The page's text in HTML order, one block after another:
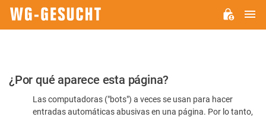
Por
favor,
confirme
¿Por qué aparece esta página?
Las computadoras ("bots") a veces se usan para hacer
entradas automáticas abusivas en una página. Por lo tanto,